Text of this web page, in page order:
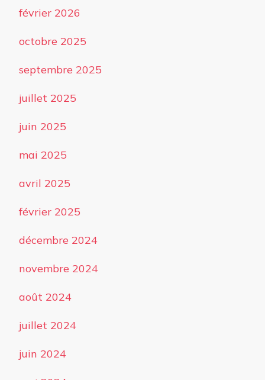
février 2026
octobre 2025
septembre 2025
juillet 2025
juin 2025
mai 2025
avril 2025
février 2025
décembre 2024
novembre 2024
août 2024
juillet 2024
juin 2024